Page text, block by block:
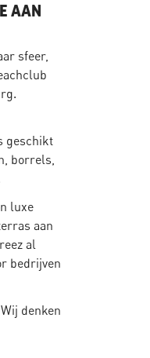
AAN
sfeer,
geschikt
borrels,
luxe
aan
al
bedrijven
denken